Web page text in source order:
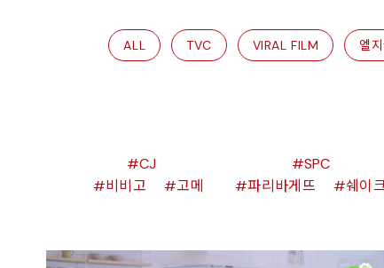
ALL TVC VIRAL FILM 엘
CJ
비비고
고메
SPC
파리바게뜨
쉐이